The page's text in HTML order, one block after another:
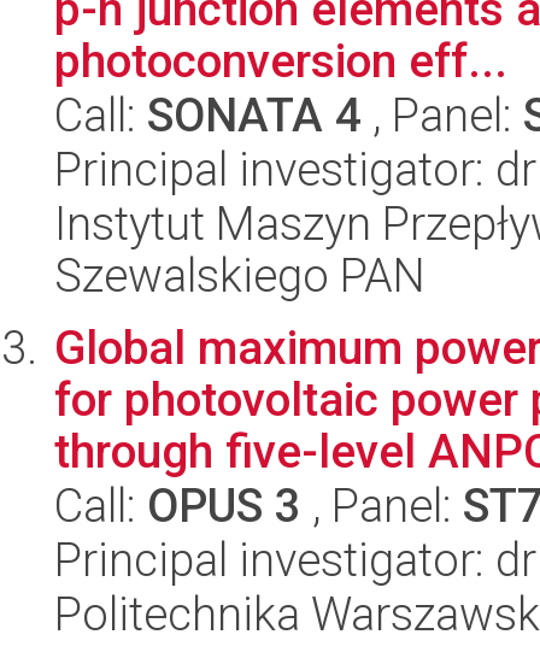
photoconversion eff...
Call: SONATA 4 , Panel:
Principal investigator:
Instytut Maszyn
Szewalskiego PAN
Global maximum
for photovoltaic power
through five-level
Call: OPUS 3 , Panel:
Principal investigator:
Politechnika